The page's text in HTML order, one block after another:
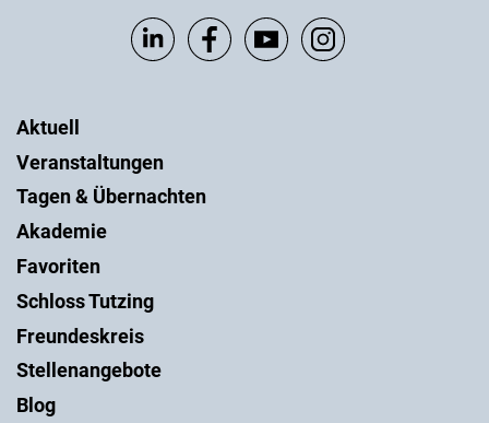
Aktuell
Veranstaltungen
Tagen & Übernachten
Akademie
Favoriten
Schloss Tutzing
Freundeskreis
Stellenangebote
Blog